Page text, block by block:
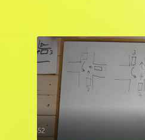
Kosár
Pénztár